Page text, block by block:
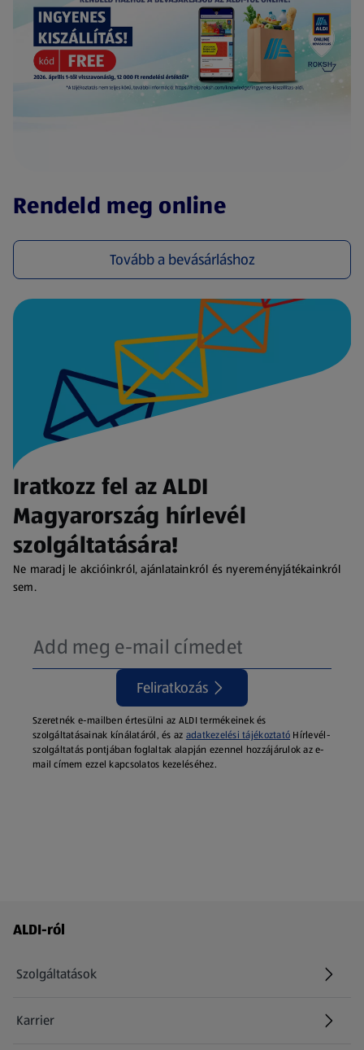
Rendeld meg online
Tovább a bevásárláshoz
(új oldalon nyílik meg)
Iratkozz fel az ALDI
Magyarország hírlevél
szolgáltatására!
Ne maradj le akcióinkról, ajánlatainkról és nyereményjátékainkról
sem.
Feliratkozás
Szeretnék e-mailben értesülni az ALDI termékeinek és
szolgáltatásainak kínálatáról, és az adatkezelési tájékoztató Hírlevél-
szolgáltatás pontjában foglaltak alapján ezennel hozzájárulok az e-
mail címem ezzel kapcsolatos kezeléséhez.
Láblécmenü - további linkek
ALDI-ról
Szolgáltatások
Karrier
(új oldalon nyílik meg)